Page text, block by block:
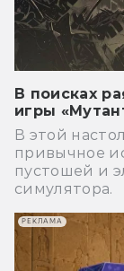
В поисках
игры
В этой
привычное
пустошей и
симулятора.
РЕКЛАМА